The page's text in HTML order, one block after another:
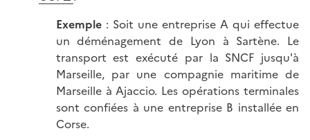
Exemple: Soit une entreprise A qui effectue
un déménagement de Lyon à Sartène. Le
transport est exécuté par la SNCF jusqu'à
Marseille, par une compagnie maritime de
Marseille à Ajaccio. Les opérations terminales
sont confiées à une entreprise B installée en
Corse.